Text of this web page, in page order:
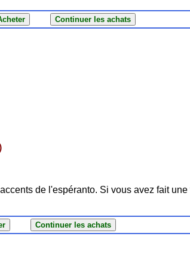
de l'espéranto. Si vous avez fait